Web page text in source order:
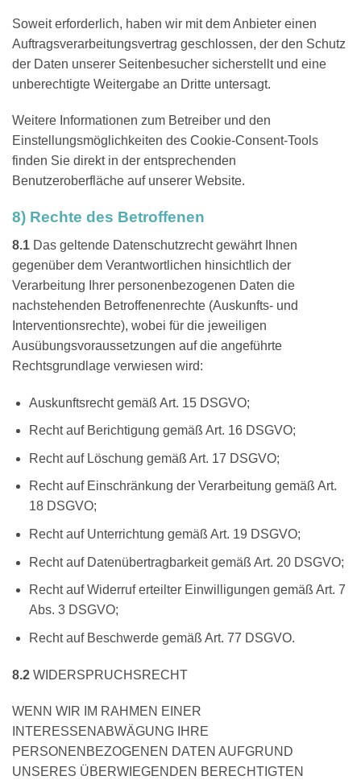
Soweit erforderlich, haben wir mit dem Anbieter einen
Auftragsverarbeitungsvertrag geschlossen, der den Schutz
der Daten unserer Seitenbesucher sicherstellt und eine
unberechtigte Weitergabe an Dritte untersagt.
Weitere Informationen zum Betreiber und den
Einstellungsmöglichkeiten des Cookie-Consent-Tools
finden Sie direkt in der entsprechenden
Benutzeroberfläche auf unserer Website.
8) Rechte des Betroffenen
8.1 Das geltende Datenschutzrecht gewährt Ihnen
gegenüber dem Verantwortlichen hinsichtlich der
Verarbeitung Ihrer personenbezogenen Daten die
nachstehenden Betroffenenrechte (Auskunfts- und
Interventionsrechte), wobei für die jeweiligen
Ausübungsvoraussetzungen auf die angeführte
Rechtsgrundlage verwiesen wird:
Auskunftsrecht gemäß Art. 15 DSGVO;
Recht auf Berichtigung gemäß Art. 16 DSGVO;
Recht auf Löschung gemäß Art. 17 DSGVO;
Recht auf Einschränkung der Verarbeitung gemäß Art.
18 DSGVO;
Recht auf Unterrichtung gemäß Art. 19 DSGVO;
Recht auf Datenübertragbarkeit gemäß Art. 20 DSGVO;
Recht auf Widerruf erteilter Einwilligungen gemäß Art. 7
Abs. 3 DSGVO;
Recht auf Beschwerde gemäß Art. 77 DSGVO.
8.2 WIDERSPRUCHSRECHT
WENN WIR IM RAHMEN EINER
INTERESSENABWÄGUNG IHRE
PERSONENBEZOGENEN DATEN AUFGRUND
UNSERES ÜBERWIEGENDEN BERECHTIGTEN